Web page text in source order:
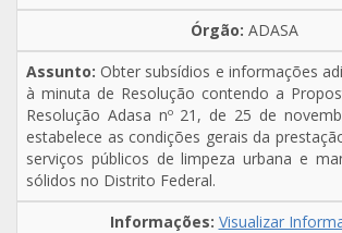
ADASA
Obter subsídios e informações
à minuta de Resolução contendo a
Resolução Adasa nº 21, de 25 de
estabelece as condições gerais da
serviços públicos de limpeza urbana e
sólidos no Distrito Federal.
Visualizar